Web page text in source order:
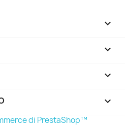



keyboard_arrow_down
di PrestaShop™